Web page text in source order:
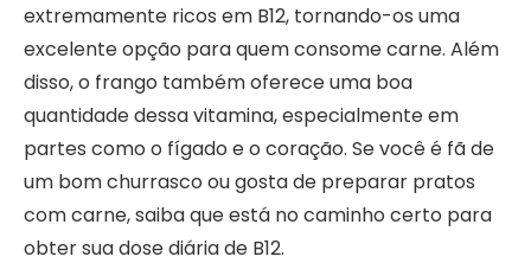
extremamente ricos em B12, tornando-os uma
excelente opção para quem consome carne. Além
disso, o frango também oferece uma boa
quantidade dessa vitamina, especialmente em
partes como o fígado e o coração. Se você é fã de
um bom churrasco ou gosta de preparar pratos
com carne, saiba que está no caminho certo para
obter sua dose diária de B12.